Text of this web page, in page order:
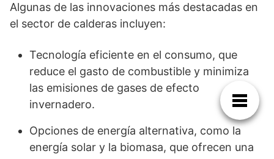
Algunas de las innovaciones más destacadas en
el sector de calderas incluyen:
Tecnología eficiente en el consumo, que
reduce el gasto de combustible y minimiza
las emisiones de gases de efecto
invernadero.
Opciones de energía alternativa, como la
energía solar y la biomasa, que ofrecen una